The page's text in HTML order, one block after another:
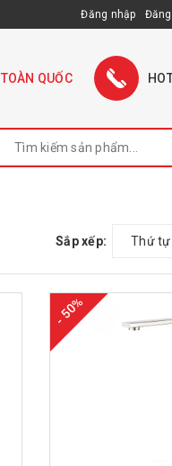
Đăng nhập
TOÀN QUỐC
Sắp xếp: Thứ tự
- 50%